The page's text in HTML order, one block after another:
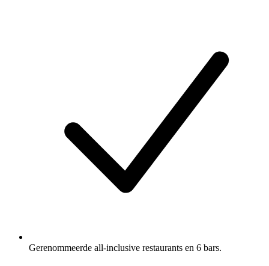
Gerenommeerde all-inclusive restaurants en 6 bars.